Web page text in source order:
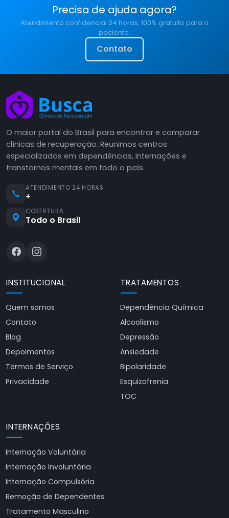
Precisa de ajuda agora?
Atendimento confidencial 24 horas, 100% gratuito para o
paciente.
Contato
O maior portal do Brasil para encontrar e comparar
clínicas de recuperação. Reunimos centros
especializados em dependências, internações e
transtornos mentais em todo o país.
ATENDIMENTO 24 HORAS
+
COBERTURA
Todo o Brasil
INSTITUCIONAL
Quem somos
Contato
Blog
Depoimentos
Termos de Serviço
Privacidade
TRATAMENTOS
Dependência Química
Alcoolismo
Depressão
Ansiedade
Bipolaridade
Esquizofrenia
TOC
INTERNAÇÕES
Internação Voluntária
Internação Involuntária
Internação Compulsória
Remoção de Dependentes
Tratamento Masculino